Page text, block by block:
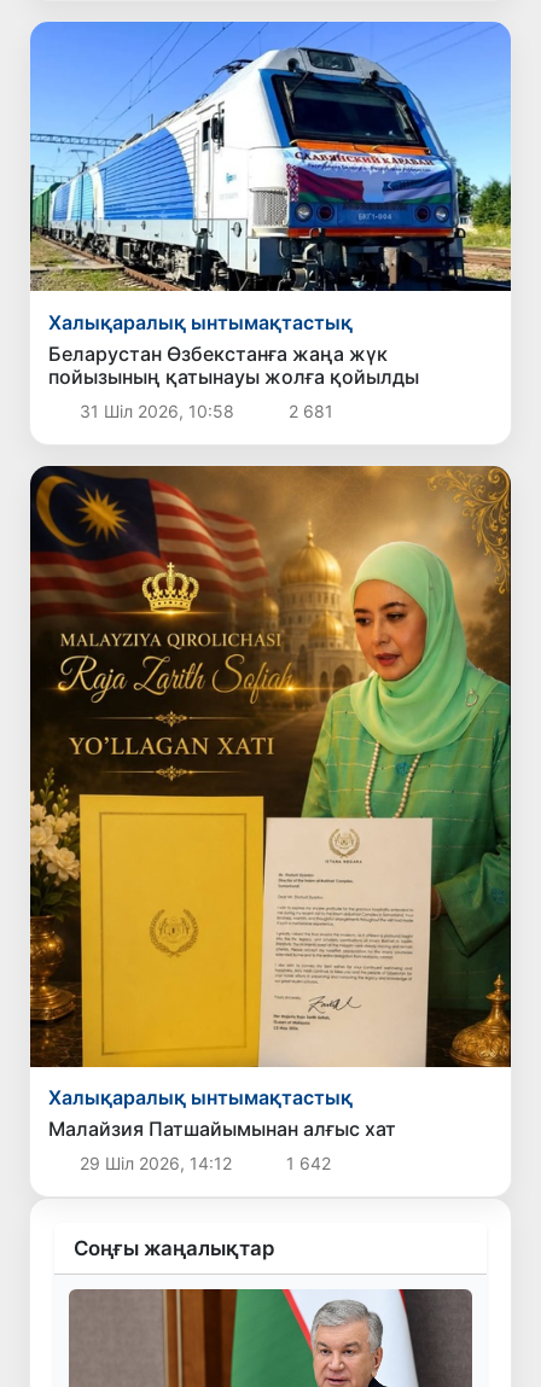
Халықаралық ынтымақтастық
Беларустан Өзбекстанға жаңа жүк
пойызының қатынауы жолға қойылды
31 Шіл 2026, 10:58 2 681
Халықаралық ынтымақтастық
Малайзия Патшайымынан алғыс хат
29 Шіл 2026, 14:12 1 642
Соңғы жаңалықтар